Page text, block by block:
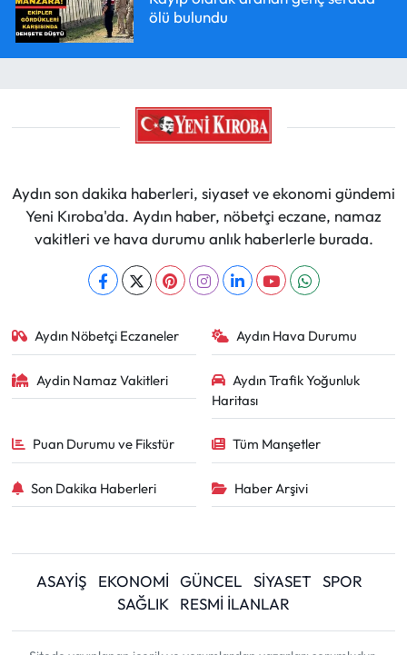
ölü bulundu
Aydın son dakika haberleri, siyaset ve ekonomi gündemi
Yeni Kıroba'da. Aydın haber, nöbetçi eczane, namaz
vakitleri ve hava durumu anlık haberlerle burada.
Aydın Nöbetçi Eczaneler Aydın Hava Durumu
Aydin Namaz Vakitleri
Aydın Trafik Yoğunluk
Haritası
Puan Durumu ve Fikstür Tüm Manşetler
Son Dakika Haberleri Haber Arşivi
ASAYİŞ EKONOMİ GÜNCEL SİYASET
SPOR
SAĞLIK
RESMİ İLANLAR